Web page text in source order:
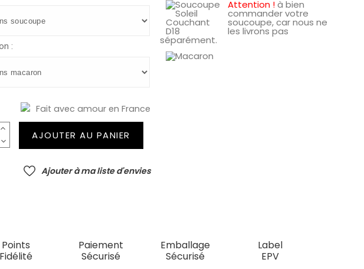
Attention !à bien
commander votre
soucoupe, car nous ne
les livrons pas
séparément.
:
Fait avec amour en France
AJOUTER AU PANIER
Ajouter à ma liste d'envies
Points
Fidélité
Paiement
Sécurisé
Emballage
Sécurisé
Label
EPV